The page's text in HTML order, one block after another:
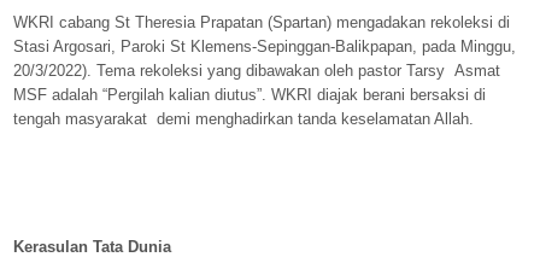
WKRI cabang St Theresia Prapatan (Spartan) mengadakan rekoleksi di
Stasi Argosari, Paroki St Klemens-Sepinggan-Balikpapan, pada Minggu,
20/3/2022). Tema rekoleksi yang dibawakan oleh pastor Tarsy Asmat
MSF adalah “Pergilah kalian diutus”. WKRI diajak berani bersaksi di
tengah masyarakat demi menghadirkan tanda keselamatan Allah.
Kerasulan Tata Dunia